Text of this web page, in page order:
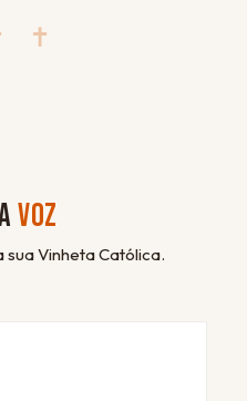
✝
VOZ
Vinheta Católica.